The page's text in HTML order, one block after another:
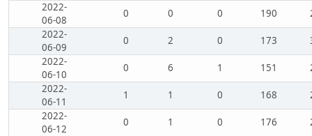
2022-
06-08
0 0 0 190
2022-
06-09
0 2 0 173
2022-
06-10
0 6 1 151
2022-
06-11
1 1 0 168
2022-
06-12
0 1 0 176